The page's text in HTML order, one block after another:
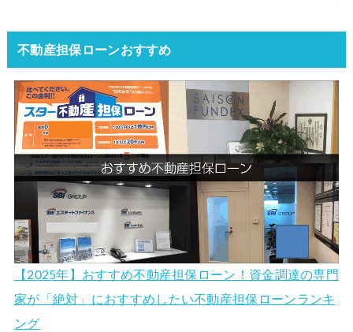
不動産担保ローンおすすめ
【2025年】おすすめ不動産担保ローン！資金調達の専門
家が「絶対」におすすめしたい不動産担保ローンランキ
ング